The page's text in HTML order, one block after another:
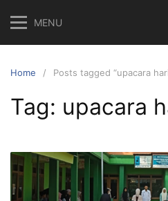
content
MENU
Home Posts tagged “upacara
Tag: upacara